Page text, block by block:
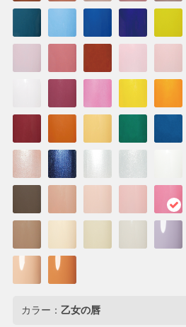
カラー： 乙女の唇